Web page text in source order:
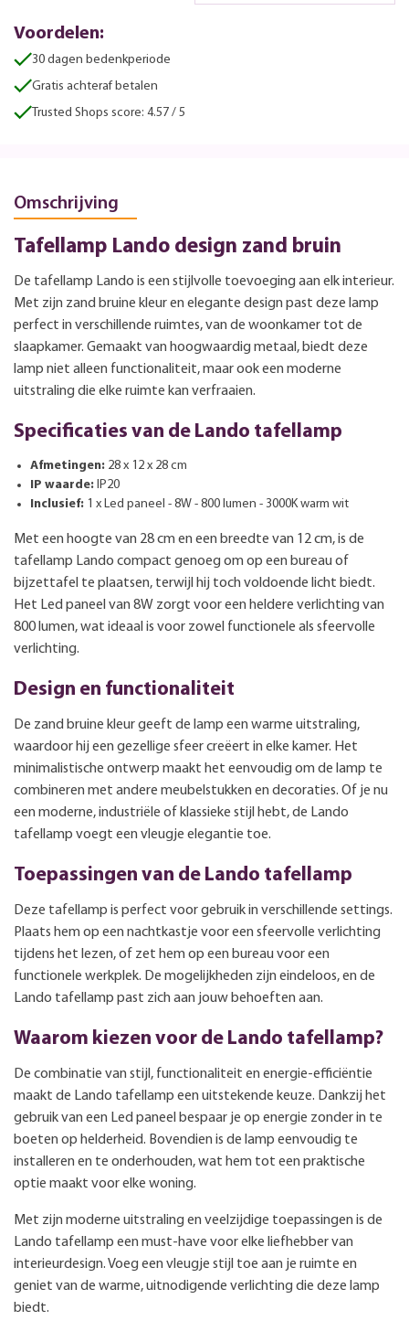
Voordelen:
30 dagen bedenkperiode
Gratis achteraf betalen
Trusted Shops score: 4.57 / 5
Omschrijving
Tafellamp Lando design zand bruin
De tafellamp Lando is een stijlvolle toevoeging aan elk interieur.
Met zijn zand bruine kleur en elegante design past deze lamp
perfect in verschillende ruimtes, van de woonkamer tot de
slaapkamer. Gemaakt van hoogwaardig metaal, biedt deze
lamp niet alleen functionaliteit, maar ook een moderne
uitstraling die elke ruimte kan verfraaien.
Specificaties van de Lando tafellamp
Afmetingen: 28 x 12 x 28 cm
IP waarde: IP20
Inclusief: 1 x Led paneel - 8W - 800 lumen - 3000K warm wit
Met een hoogte van 28 cm en een breedte van 12 cm, is de
tafellamp Lando compact genoeg om op een bureau of
bijzettafel te plaatsen, terwijl hij toch voldoende licht biedt.
Het Led paneel van 8W zorgt voor een heldere verlichting van
800 lumen, wat ideaal is voor zowel functionele als sfeervolle
verlichting.
Design en functionaliteit
De zand bruine kleur geeft de lamp een warme uitstraling,
waardoor hij een gezellige sfeer creëert in elke kamer. Het
minimalistische ontwerp maakt het eenvoudig om de lamp te
combineren met andere meubelstukken en decoraties. Of je nu
een moderne, industriële of klassieke stijl hebt, de Lando
tafellamp voegt een vleugje elegantie toe.
Toepassingen van de Lando tafellamp
Deze tafellamp is perfect voor gebruik in verschillende settings.
Plaats hem op een nachtkastje voor een sfeervolle verlichting
tijdens het lezen, of zet hem op een bureau voor een
functionele werkplek. De mogelijkheden zijn eindeloos, en de
Lando tafellamp past zich aan jouw behoeften aan.
Waarom kiezen voor de Lando tafellamp?
De combinatie van stijl, functionaliteit en energie-efficiëntie
maakt de Lando tafellamp een uitstekende keuze. Dankzij het
gebruik van een Led paneel bespaar je op energie zonder in te
boeten op helderheid. Bovendien is de lamp eenvoudig te
installeren en te onderhouden, wat hem tot een praktische
optie maakt voor elke woning.
Met zijn moderne uitstraling en veelzijdige toepassingen is de
Lando tafellamp een must-have voor elke liefhebber van
interieurdesign. Voeg een vleugje stijl toe aan je ruimte en
geniet van de warme, uitnodigende verlichting die deze lamp
biedt.